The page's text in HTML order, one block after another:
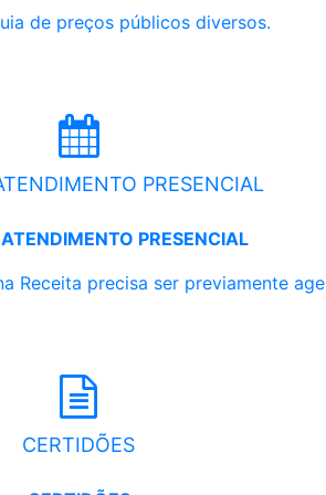
de preços públicos diversos.
PRESENCIAL
PRESENCIAL
Receita precisa ser previamente
CERTIDÕES